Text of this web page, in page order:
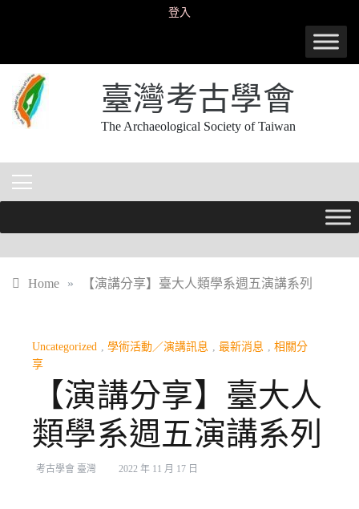
登入
臺灣考古學會
The Archaeological Society of Taiwan
Home » 【演講分享】臺大人類學系週五演講系列
Uncategorized 學術活動／演講訊息 最新消息
相關分
享
【演講分享】臺大人
類學系週五演講系列
考古學會 臺灣 2022 年 11 月 17 日